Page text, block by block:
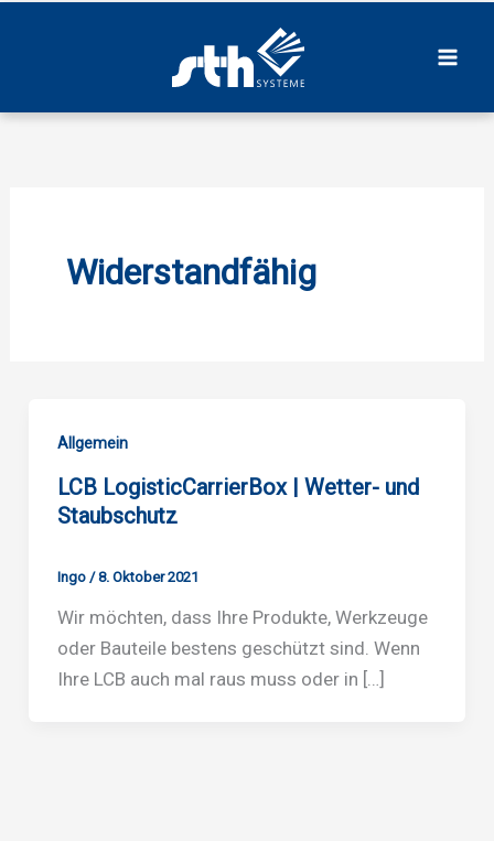
Widerstandfähig
Allgemein
LCB LogisticCarrierBox | Wetter- und
Staubschutz
Ingo /8. Oktober 2021
Wir möchten, dass Ihre Produkte, Werkzeuge
oder Bauteile bestens geschützt sind. Wenn
Ihre LCB auch mal raus muss oder in […]